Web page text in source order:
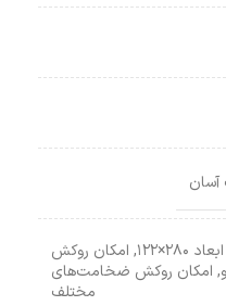
آسان
, امکان روکش‌
, امکان روکش ضخامت‌های
مختلف